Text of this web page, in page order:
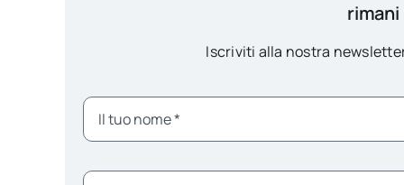
Iscriviti alla nostra